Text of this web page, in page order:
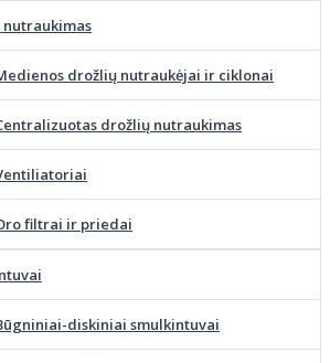
nutraukimas
drožlių nutraukėjai ir ciklonai
drožlių nutraukimas
filtrai ir priedai
diskiniai smulkintuvai